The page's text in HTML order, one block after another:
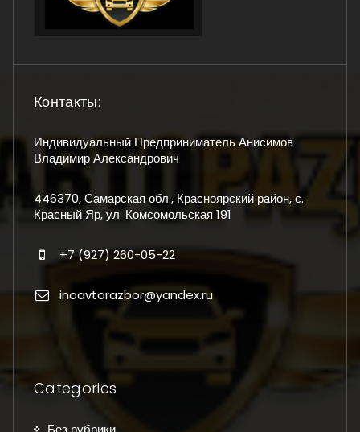
Контакты:
Индивидуальный Предприниматель Анисимов
Владимир Александрович
446370, Самарская обл., Красноярский район, с.
Красный Яр, ул. Комсомольская 191
+7 (927) 260-05-22
inoavtorazbor@yandex.ru
Categories